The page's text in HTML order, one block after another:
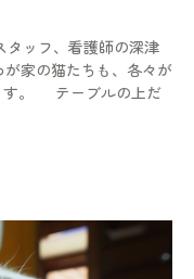
タッフ、看護師の深津
家の猫たちも、各々が
す。 テーブルの上だ